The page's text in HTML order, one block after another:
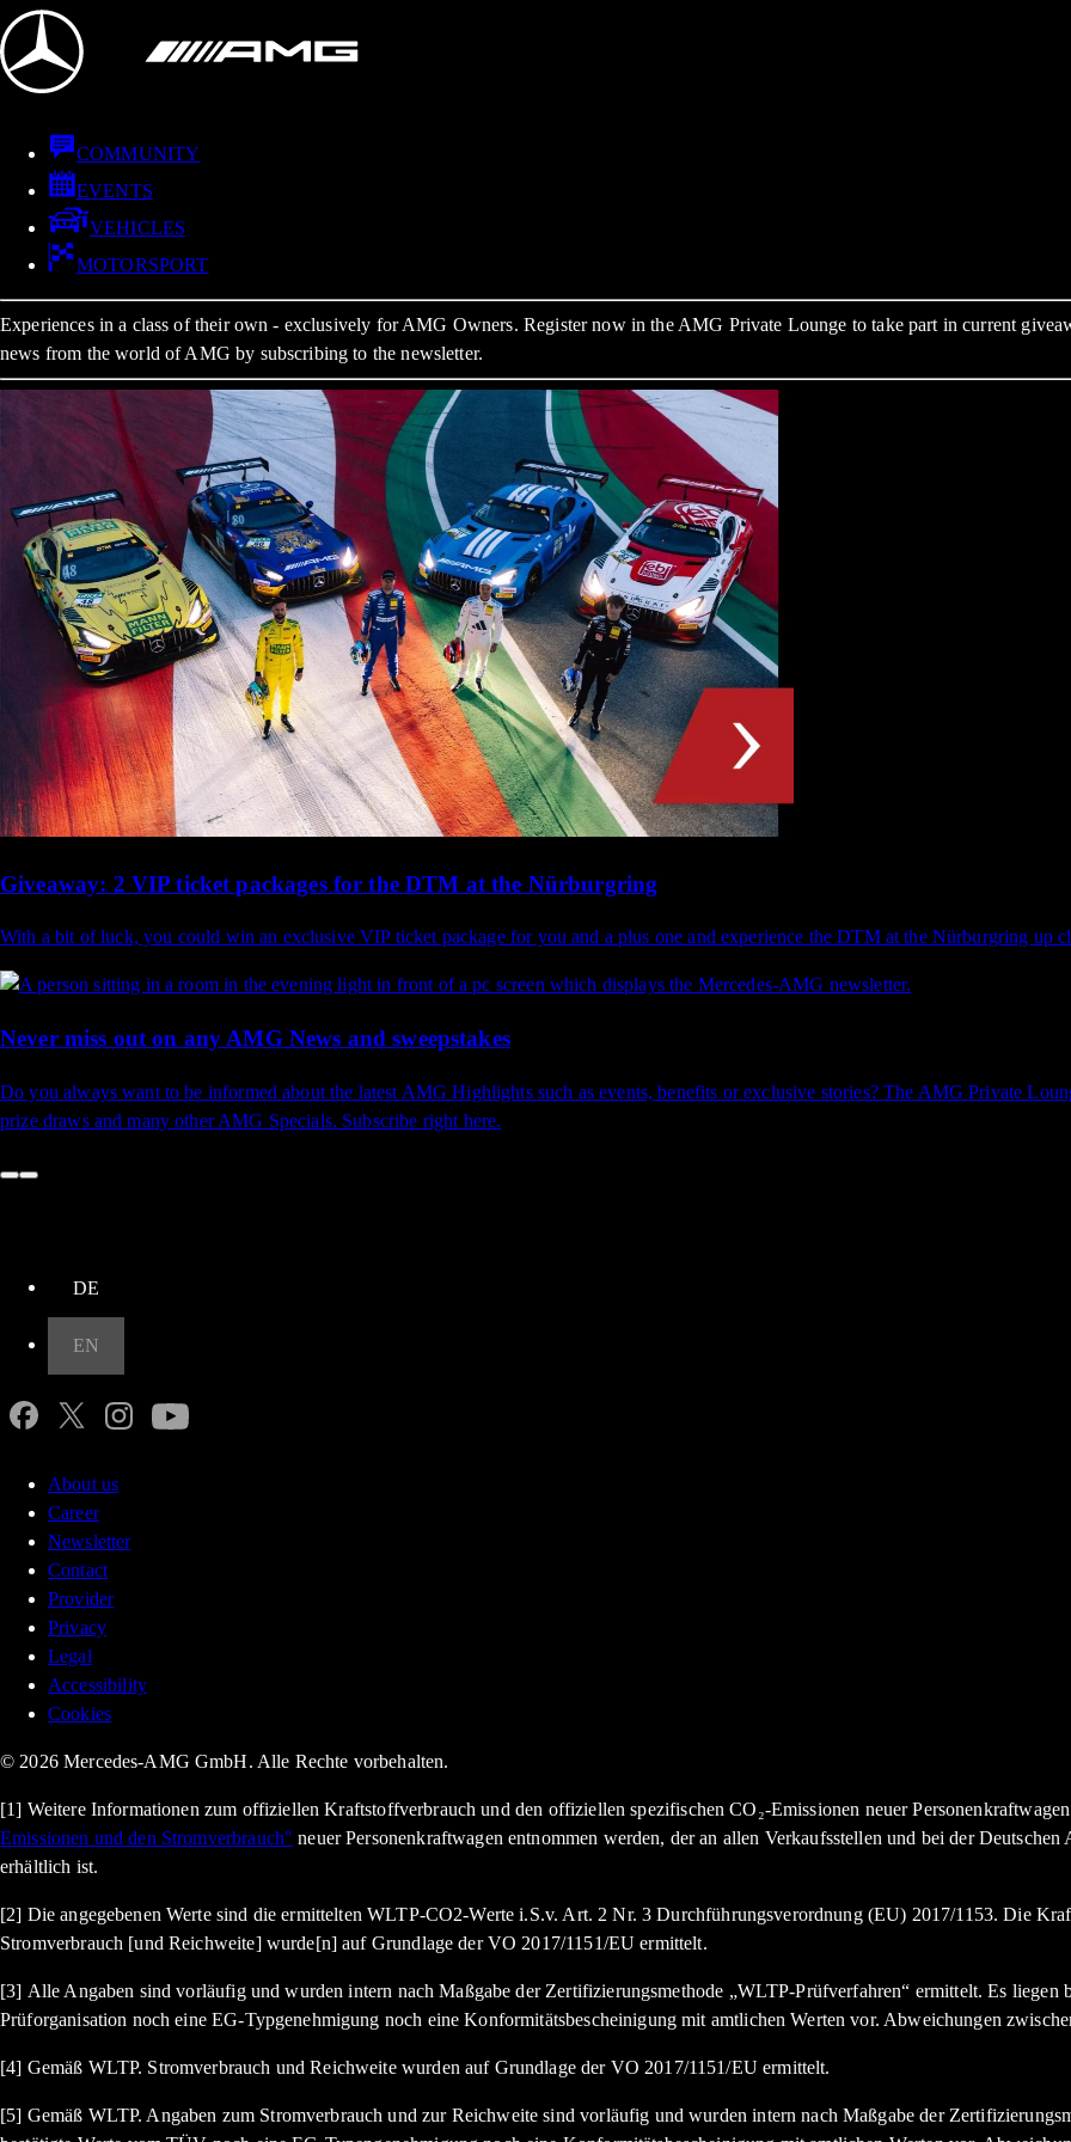
COMMUNITY
EVENTS
VEHICLES
MOTORSPORT
Experiences in a class of their own - exclusively for AMG Owners. Register now in the AMG Private Lounge to take part in current
news from the world of AMG by subscribing to the newsletter.
Giveaway: 2 VIP ticket packages for the DTM at the Nürburgring
With a bit of luck, you could win an exclusive VIP ticket package for you and a plus one and experience the DTM at the Nürburgring up
Never miss out on any AMG News and sweepstakes
Do you always want to be informed about the latest AMG Highlights such as events, benefits or exclusive stories? The AMG Private
prize draws and many other AMG Specials. Subscribe right here.
DE
EN
About us
Career
Newsletter
Contact
Provider
Privacy
Legal
Accessibility
Cookies
© 2026 Mercedes-AMG GmbH. Alle Rechte vorbehalten.
[1] Weitere Informationen zum offiziellen Kraftstoffverbrauch und den offiziellen spezifischen CO₂-Emissionen neuer
Emissionen und den Stromverbrauch" neuer Personenkraftwagen entnommen werden, der an allen Verkaufsstellen und bei der
erhältlich ist.
[2] Die angegebenen Werte sind die ermittelten WLTP-CO2-Werte i.S.v. Art. 2 Nr. 3 Durchführungsverordnung (EU) 2017/1153. Die
Stromverbrauch [und Reichweite] wurde[n] auf Grundlage der VO 2017/1151/EU ermittelt.
[3] Alle Angaben sind vorläufig und wurden intern nach Maßgabe der Zertifizierungsmethode „WLTP-Prüfverfahren“ ermittelt. Es liegen
Prüforganisation noch eine EG-Typgenehmigung noch eine Konformitätsbescheinigung mit amtlichen Werten vor. Abweichungen
[4] Gemäß WLTP. Stromverbrauch und Reichweite wurden auf Grundlage der VO 2017/1151/EU ermittelt.
[5] Gemäß WLTP. Angaben zum Stromverbrauch und zur Reichweite sind vorläufig und wurden intern nach Maßgabe der